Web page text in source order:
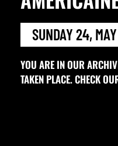
SUNDAY 24,
YOU ARE IN OUR
TAKEN PLACE. CHECK